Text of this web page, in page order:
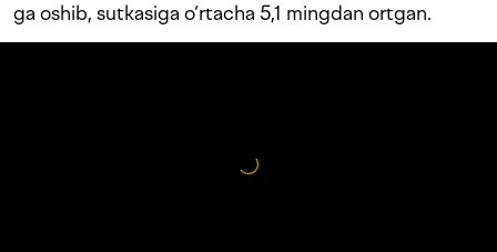
ga oshib, sutkasiga o‘rtacha 5,1 mingdan ortgan.